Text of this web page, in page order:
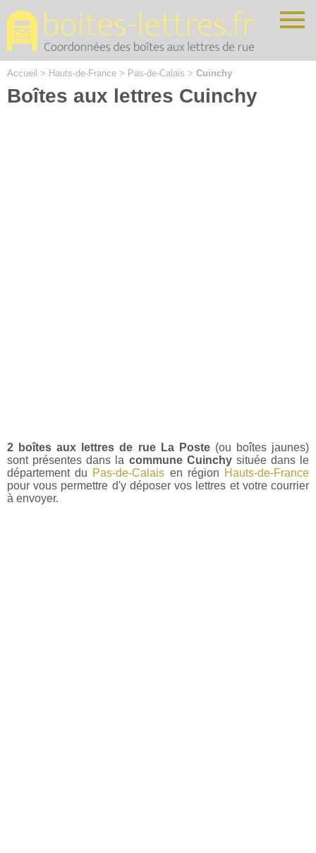
Accueil > Hauts-de-France > Pas-de-Calais > Cuinchy
Boîtes aux lettres Cuinchy
2 boîtes aux lettres de rue La Poste(ou boîtes jaunes)
sont présentes dans la commune Cuinchysituée dans le
département du Pas-de-Calais en région Hauts-de-France
pour vous permettre d'y déposer vos lettres et votre courrier
à envoyer.